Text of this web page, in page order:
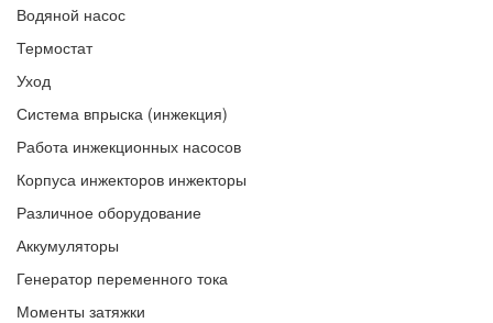
Водяной насос
Термостат
Уход
Система впрыска (инжекция)
Работа инжекционных насосов
Корпуса инжекторов инжекторы
Различное оборудование
Аккумуляторы
Генератор переменного тока
Моменты затяжки